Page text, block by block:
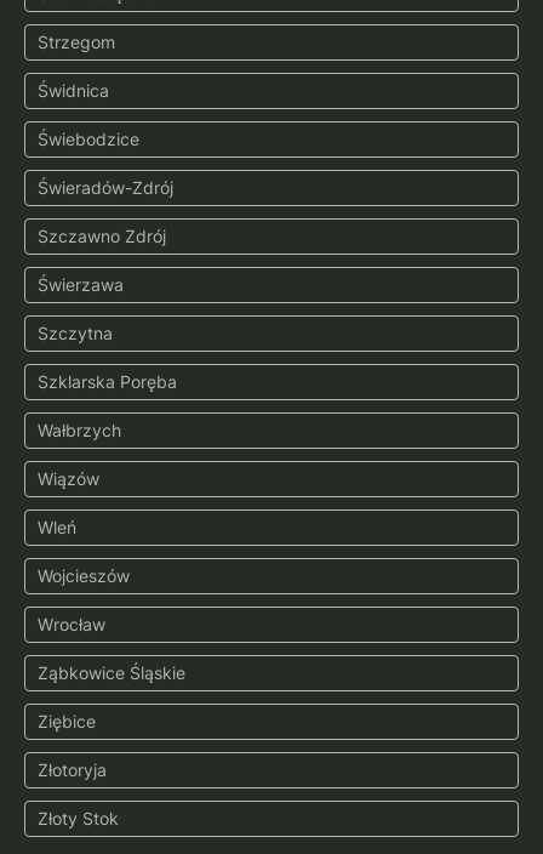
Strzegom
Świdnica
Świebodzice
Świeradów-Zdrój
Szczawno Zdrój
Świerzawa
Szczytna
Szklarska Poręba
Wałbrzych
Wiązów
Wleń
Wojcieszów
Wrocław
Ząbkowice Śląskie
Ziębice
Złotoryja
Złoty Stok